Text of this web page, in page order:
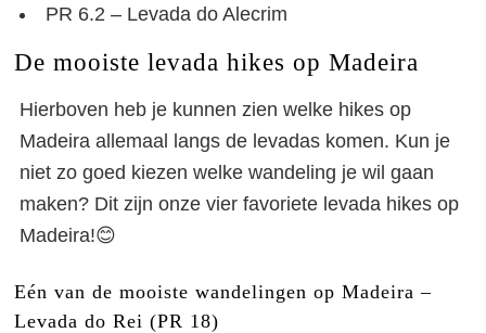
PR 6.2 – Levada do Alecrim
De mooiste levada hikes op Madeira
Hierboven heb je kunnen zien welke hikes op
Madeira allemaal langs de levadas komen. Kun je
niet zo goed kiezen welke wandeling je wil gaan
maken? Dit zijn onze vier favoriete levada hikes op
Madeira!😊
Eén van de mooiste wandelingen op Madeira –
Levada do Rei (PR 18)